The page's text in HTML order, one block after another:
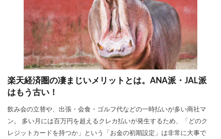
楽天経済圏の凄まじいメリットとは。ANA派・JAL派
はもう古い！
飲み会の立替や、出張・会食・ゴルフ代などの一時払いが多い商社マ
ン。 多い月には百万円を超えるクレカ払いが発生するため、「どのク
レジットカードを持つか」という「お金の初期設定」は非常に大事で